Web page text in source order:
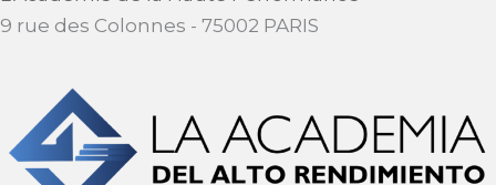
9 rue des Colonnes - 75002 PARIS